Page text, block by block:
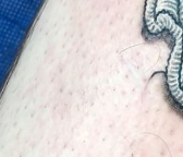
Cool Esport
Pořady
TV Program